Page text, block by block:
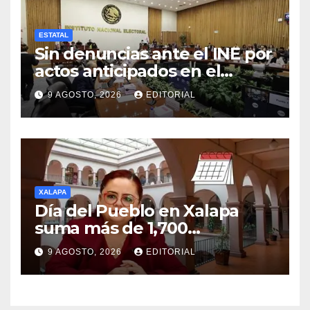
ESTATAL
Sin denuncias ante el INE por
actos anticipados en el
estado de Veracruz.
9 AGOSTO, 2026 EDITORIAL
XALAPA
Día del Pueblo en Xalapa
suma más de 1,700
solicitudes ciudadanas en lo
que va del año.
9 AGOSTO, 2026 EDITORIAL